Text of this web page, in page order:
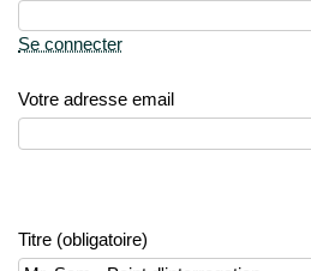
Se connecter
Votre adresse email
Titre (obligatoire)